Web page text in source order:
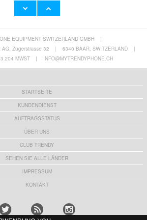
EQUIPMENT SWITZERLAND GMBH
|
Zugerstrasse 32
| 6340 BAAR, SWITZERLAND
|
MWST
| INFO@MYTRENDYPHONE.CH
STARTSEITE
KUNDENDIENST
AUFTRAGSSTATUS
ÜBER UNS
CLUB TRENDY
SEHEN SIE ALLE LÄNDER
IMPRESSUM
KONTAKT